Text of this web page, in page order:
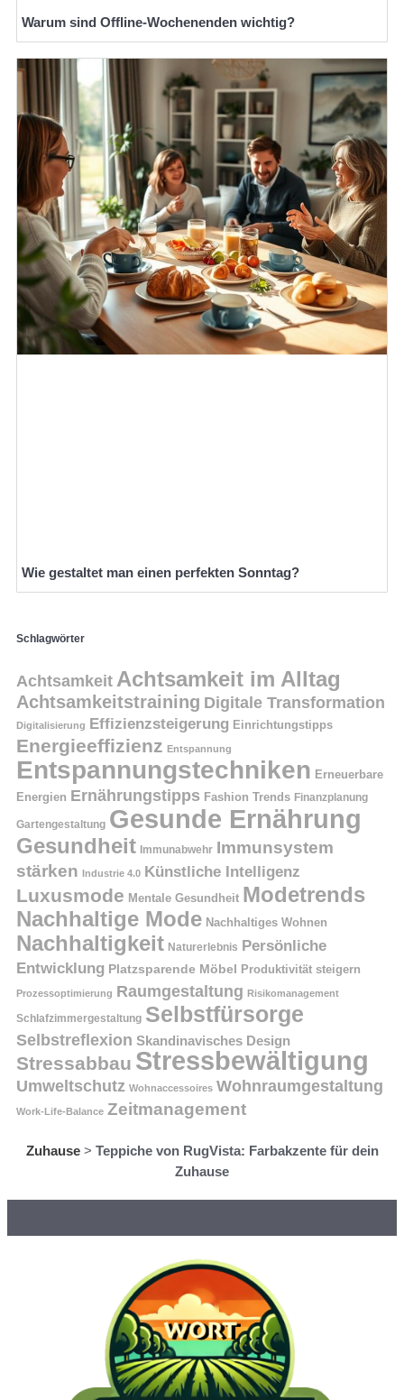
Warum sind Offline-Wochenenden wichtig?
Wie gestaltet man einen perfekten Sonntag?
Schlagwörter
Achtsamkeit Achtsamkeit im Alltag
Achtsamkeitstraining Digitale Transformation
Digitalisierung Effizienzsteigerung Einrichtungstipps
Energieeffizienz Entspannung
Entspannungstechniken Erneuerbare
Energien Ernährungstipps Fashion Trends Finanzplanung
Gartengestaltung Gesunde Ernährung
Gesundheit Immunabwehr Immunsystem
stärken Industrie 4.0 Künstliche Intelligenz
Luxusmode Mentale Gesundheit Modetrends
Nachhaltige Mode Nachhaltiges Wohnen
Nachhaltigkeit Naturerlebnis Persönliche
Entwicklung Platzsparende Möbel Produktivität steigern
Prozessoptimierung Raumgestaltung Risikomanagement
Schlafzimmergestaltung Selbstfürsorge
Selbstreflexion Skandinavisches Design
Stressabbau Stressbewältigung
Umweltschutz Wohnaccessoires Wohnraumgestaltung
Work-Life-Balance Zeitmanagement
Zuhause> Teppiche von RugVista: Farbakzente für dein
Zuhause